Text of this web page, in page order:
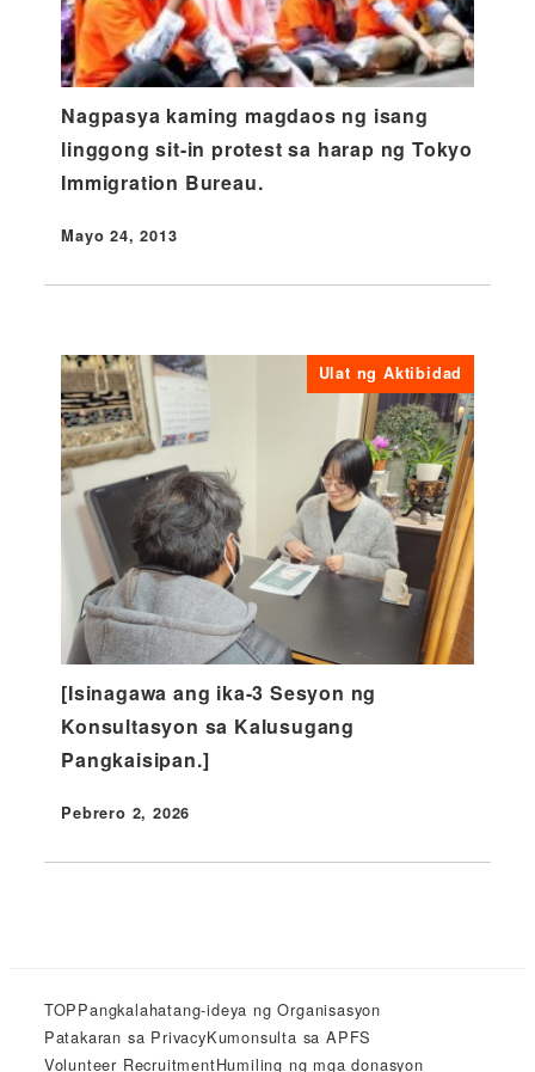
Nagpasya kaming magdaos ng isang
linggong sit-in protest sa harap ng Tokyo
Immigration Bureau.
Nai-publish
Mayo 24, 2013
Ulat ng Aktibidad
[Isinagawa ang ika-3 Sesyon ng
Konsultasyon sa Kalusugang
Pangkaisipan.]
Nai-publish
Pebrero 2, 2026
TOPPangkalahatang-ideya ng Organisasyon
Patakaran sa PrivacyKumonsulta sa APFS
Volunteer RecruitmentHumiling ng mga donasyon